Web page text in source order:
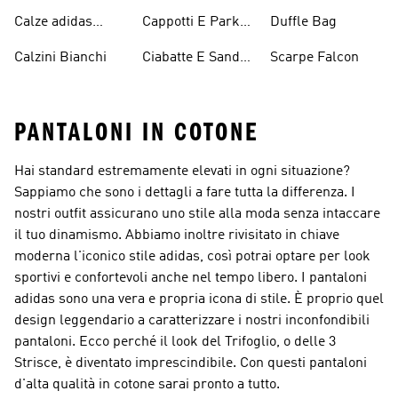
Calze adidas
Calzini Bianchi
Cappotti E Parkas
Ciabatte E Sandali
Duffle Bag
Scarpe Falcon
PANTALONI IN COTONE
Hai standard estremamente elevati in ogni situazione?
Sappiamo che sono i dettagli a fare tutta la differenza. I
nostri outfit assicurano uno stile alla moda senza intaccare
il tuo dinamismo. Abbiamo inoltre rivisitato in chiave
moderna l'iconico stile adidas, così potrai optare per look
sportivi e confortevoli anche nel tempo libero. I pantaloni
adidas sono una vera e propria icona di stile. È proprio quel
design leggendario a caratterizzare i nostri inconfondibili
pantaloni. Ecco perché il look del Trifoglio, o delle 3
Strisce, è diventato imprescindibile. Con questi pantaloni
d'alta qualità in cotone sarai pronto a tutto.